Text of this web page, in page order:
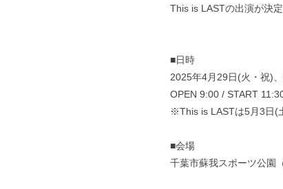
This is LASTの出演が決
■日時
2025年4月29日(火・祝)
OPEN 9:00 / START
※This is LASTは5月3日(
■会場
千葉市蘇我スポーツ公園